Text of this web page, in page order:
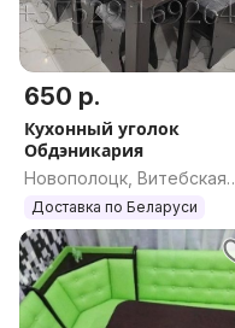
650 р.
Кухонный уголок
Обдэникария
Новополоцк, Витебская
область
Доставка по Беларуси